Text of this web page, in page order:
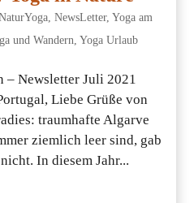
,NewsLetter,Yoga am
und Wandern, Yoga Urlaub
– Newsletter Juli 2021
Liebe Grüße von
traumhafte Algarve
ziemlich leer sind, gab
In diesem Jahr...